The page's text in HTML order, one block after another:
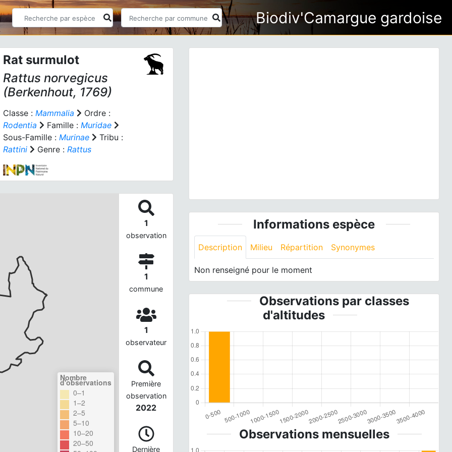
Biodiv'Camargue gardoise
Rat surmulot
Rattus norvegicus
(Berkenhout, 1769)
Classe : Mammalia
Ordre :
Rodentia
Famille : Muridae
Sous-Famille : Murinae
Tribu :
Rattini
Genre : Rattus
Nombre
d'observations
0–1
1–2
2–5
5–10
10–20
20–50
1
observation
1
commune
1
observateur
Première
observation
2022
Dernière
Informations espèce
Description Milieu Répartition Synonymes
Non renseigné pour le moment
Observations par classes
d'altitudes
Observations mensuelles